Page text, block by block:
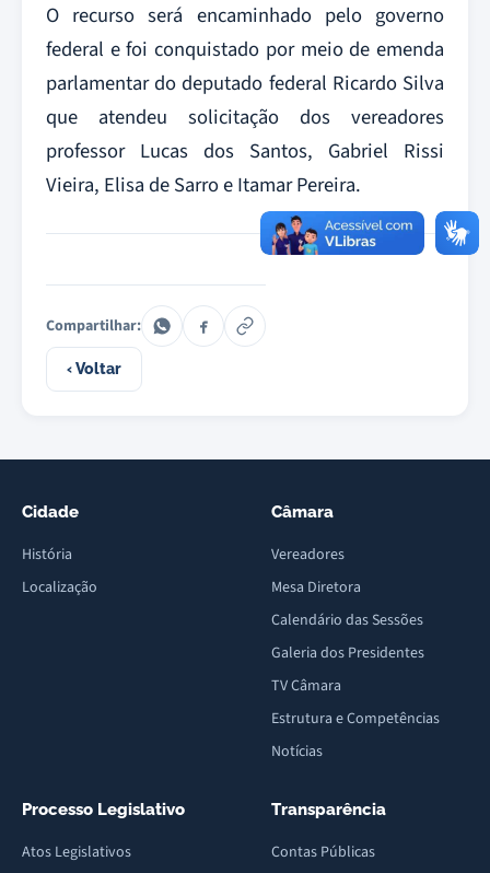
O recurso será encaminhado pelo governo
federal e foi conquistado por meio de emenda
parlamentar do deputado federal Ricardo Silva
que atendeu solicitação dos vereadores
professor Lucas dos Santos, Gabriel Rissi
Vieira, Elisa de Sarro e Itamar Pereira.
Compartilhar:
‹ Voltar
Cidade
História
Localização
Câmara
Vereadores
Mesa Diretora
Calendário das Sessões
Galeria dos Presidentes
TV Câmara
Estrutura e Competências
Notícias
Processo Legislativo
Atos Legislativos
Transparência
Contas Públicas